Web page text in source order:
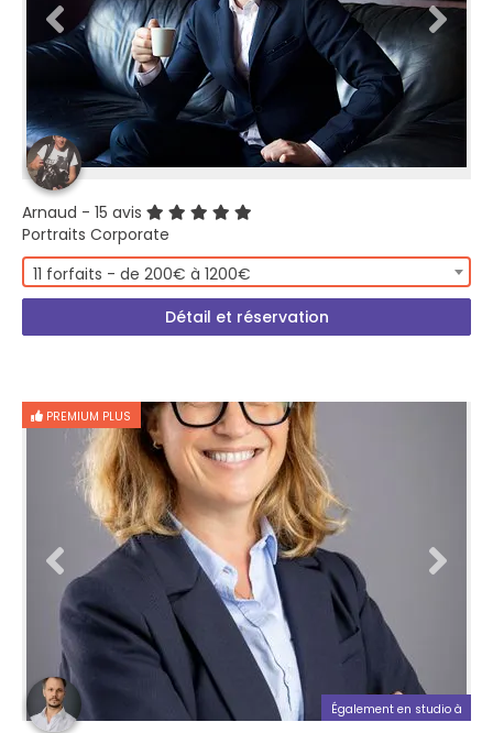
Arnaud - 15 avis
Portraits Corporate
11 forfaits - de 200€ à 1200€
Détail et réservation
PREMIUM PLUS
Également en studio à